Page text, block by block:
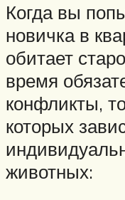
Когда вы
новичка в
обитает
время
конфликты,
которых
животных: